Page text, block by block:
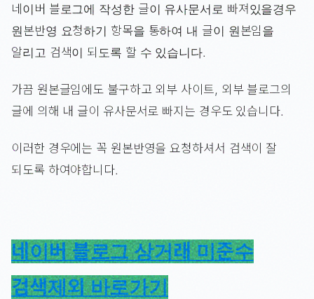
네이버 블로그에 작성한 글이 유사문서로 빠져있을경우
원본반영 요청하기 항목을 통하여 내 글이 원본임을
알리고 검색이 되도록 할 수 있습니다.
가끔 원본글임에도 불구하고 외부 사이트, 외부 블로그의
글에 의해 내 글이 유사문서로 빠지는 경우도 있습니다.
이러한 경우에는 꼭 원본반영을 요청하셔서 검색이 잘
되도록 하여야합니다.
네이버 블로그 상거래 미준수
검색제외 바로가기